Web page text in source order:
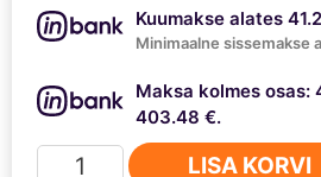
Kuumakse alates
Minimaalne sissemakse
Maksa kolmes
403.48 €.
NISSAN
LISA KORVI